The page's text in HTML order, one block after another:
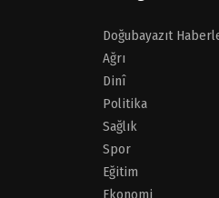
Doğubayazıt
Ağrı
Dinî
Politika
Sağlık
Spor
Eğitim
Ekonomi